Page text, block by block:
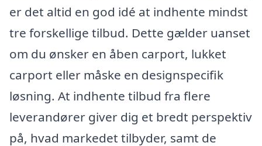
er det altid en god idé at indhente mindst
tre forskellige tilbud. Dette gælder uanset
om du ønsker en åben carport, lukket
carport eller måske en designspecifik
løsning. At indhente tilbud fra flere
leverandører giver dig et bredt perspektiv
på, hvad markedet tilbyder, samt de